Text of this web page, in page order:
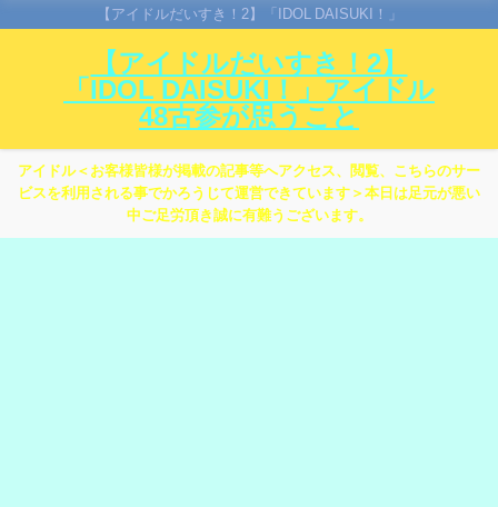
【アイドルだいすき！2】「IDOL DAISUKI！」
【アイドルだいすき！2】
「IDOL DAISUKI！」アイドル
48古参が思うこと
アイドル＜お客様皆様が掲載の記事等へアクセス、閲覧、こちらのサー
ビスを利用される事でかろうじて運営できています＞本日は足元が悪い
中ご足労頂き誠に有難うございます。